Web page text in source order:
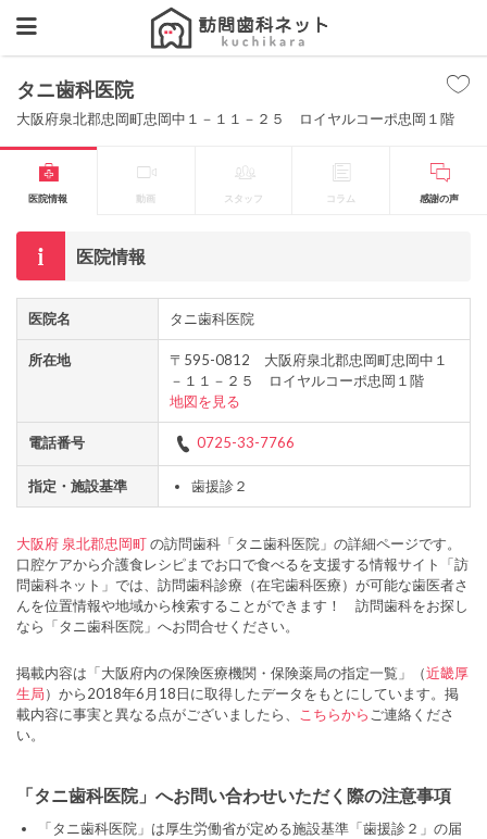
タニ歯科医院
大阪府泉北郡忠岡町忠岡中１－１１－２５ ロイヤルコーポ忠岡１階
医院情報 動画 スタッフ コラム 感謝の声
医院情報
医院名 タニ歯科医院
所在地
〒595-0812 大阪府泉北郡忠岡町忠岡中１
－１１－２５ ロイヤルコーポ忠岡１階
地図を見る
電話番号 0725-33-7766
指定・施設基準 歯援診２
大阪府 泉北郡忠岡町の訪問歯科「タニ歯科医院」の詳細ページです。
口腔ケアから介護食レシピまでお口で食べるを支援する情報サイト「訪
問歯科ネット」では、訪問歯科診療（在宅歯科医療）が可能な歯医者さ
んを位置情報や地域から検索することができます！ 訪問歯科をお探し
なら「タニ歯科医院」へお問合せください。
掲載内容は「大阪府内の保険医療機関・保険薬局の指定一覧」（近畿厚
生局）から2018年6月18日に取得したデータをもとにしています。掲
載内容に事実と異なる点がございましたら、
こちらから ご連絡くださ
い。
「タニ歯科医院」へお問い合わせいただく際の注意事項
「タニ歯科医院」は厚生労働省が定める施設基準「歯援診２」の届